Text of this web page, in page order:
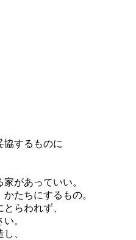
協するものに
があっていい。
たちにするもの。
らわれず、
。
、